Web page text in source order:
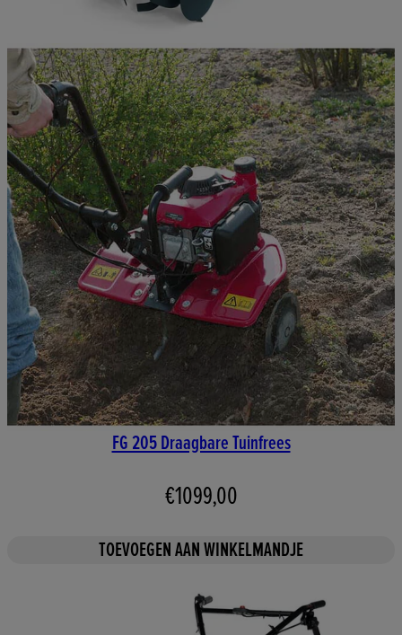
FG 205 Draagbare Tuinfrees
€1099,00
TOEVOEGEN AAN WINKELMANDJE